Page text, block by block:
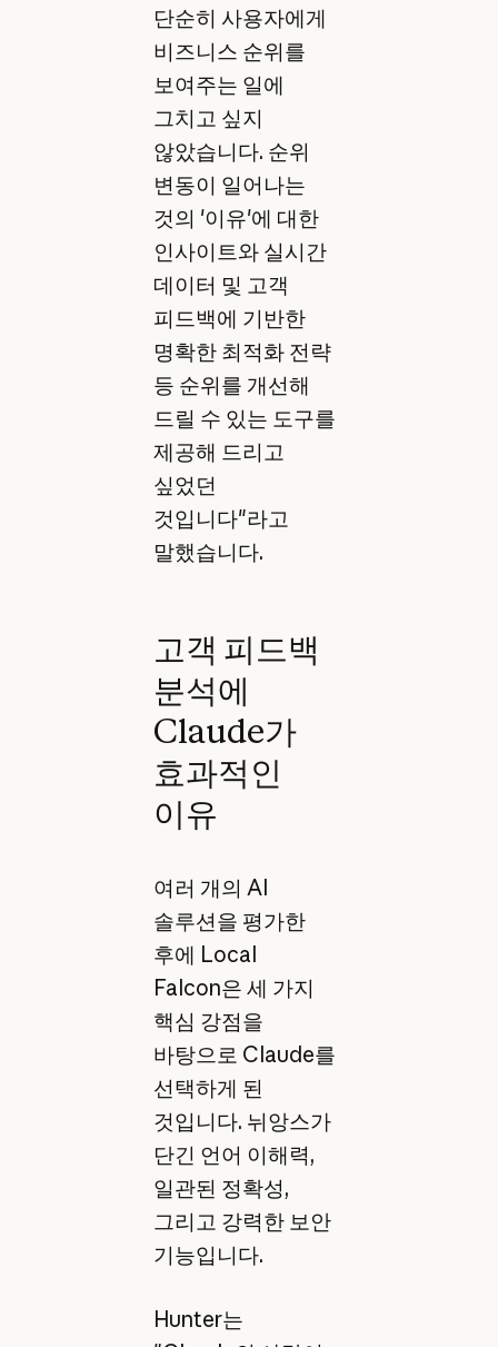
단순히 사용자에게
비즈니스 순위를
보여주는 일에
그치고 싶지
않았습니다. 순위
변동이 일어나는
것의 '이유'에 대한
인사이트와 실시간
데이터 및 고객
피드백에 기반한
명확한 최적화 전략
등 순위를 개선해
드릴 수 있는 도구를
제공해 드리고
싶었던
것입니다"라고
말했습니다.
고객 피드백
분석에
Claude가
효과적인
이유
여러 개의 AI
솔루션을 평가한
후에 Local
Falcon은 세 가지
핵심 강점을
바탕으로 Claude를
선택하게 된
것입니다. 뉘앙스가
단긴 언어 이해력,
일관된 정확성,
그리고 강력한 보안
기능입니다.
Hunter는